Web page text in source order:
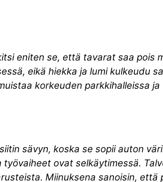
eniten se, että tavarat saa pois
eikä hiekka ja lumi kulkeudu
korkeuden parkkihalleissa
sävyn, koska se sopii auton
työvaiheet ovat selkäytimessä.
Miinuksena sanoisin, että